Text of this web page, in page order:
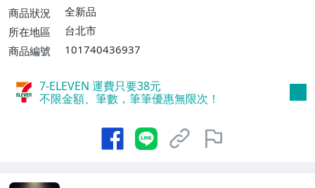
運費$60、滿5件或消費滿$1298免運
費】、宅配/貨運【單件運費$120、滿5件
商品狀況
全新品
所在地區
台北市
商品編號
101740436937
7-ELEVEN 運費只要38元
不限金額、筆數，筆筆優惠無限次！